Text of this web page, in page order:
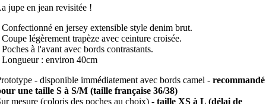
jupe en jean revisitée !
Confectionné en jersey extensible style denim brut.
Coupe légèrement trapèze avec ceinture croisée.
Poches à l'avant avec bords contrastants.
Longueur : environ 40cm
- disponible immédiatement avec bords camel - recommandé
une taille S à S/M (taille française 36/38)
mesure (coloris des poches au choix) - taille XS à L (délai de